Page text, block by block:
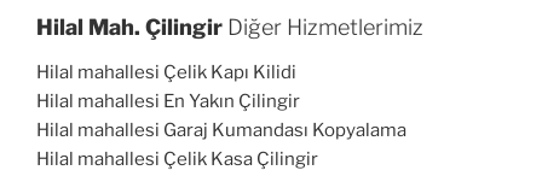
Hilal Mah. Çilingir Diğer Hizmetlerimiz
Hilal mahallesi Çelik Kapı Kilidi
Hilal mahallesi En Yakın Çilingir
Hilal mahallesi Garaj Kumandası Kopyalama
Hilal mahallesi Çelik Kasa Çilingir